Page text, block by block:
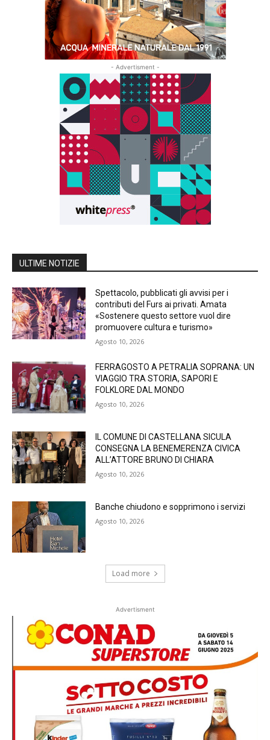
- Advertisment -
ULTIME NOTIZIE
Spettacolo, pubblicati gli avvisi per i
contributi del Furs ai privati. Amata
«Sostenere questo settore vuol dire
promuovere cultura e turismo»
Agosto 10, 2026
FERRAGOSTO A PETRALIA SOPRANA: UN
VIAGGIO TRA STORIA, SAPORI E
FOLKLORE DAL MONDO
Agosto 10, 2026
IL COMUNE DI CASTELLANA SICULA
CONSEGNA LA BENEMERENZA CIVICA
ALL’ATTORE BRUNO DI CHIARA
Agosto 10, 2026
Banche chiudono e sopprimono i servizi
Agosto 10, 2026
Load more
Advertisment